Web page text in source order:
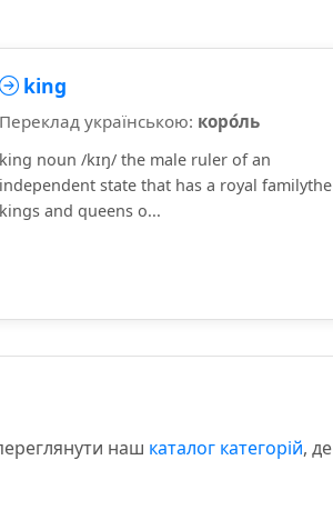
king
Переклад українською: коро́ль
king noun /kɪŋ/ the male ruler of an
independent state that has a royal familythe
kings and queens o...
наш каталог категорій, де